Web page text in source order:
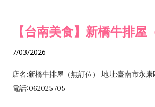
【台南美食】新橋牛排屋
7/03/2026
店名:新橋牛排屋（無訂位） 地址:臺南市永
電話:062025705